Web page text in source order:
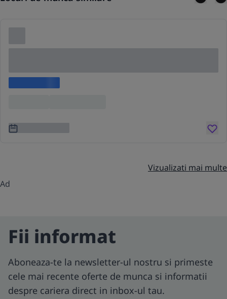
Vizualizati mai multe
Ad
Fii informat
Aboneaza-te la newsletter-ul nostru si primeste
cele mai recente oferte de munca si informatii
despre cariera direct in inbox-ul tau.